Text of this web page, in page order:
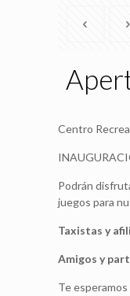
Centro
Podrán
juegos para
Taxistas y
Amigos y
Te